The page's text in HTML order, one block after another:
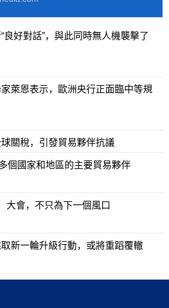
良好對話”，與此同時無人機襲擊了
萊恩表示，歐洲央行正面臨中等規
關稅，引發貿易夥伴抗議
個國家和地區的主要貿易夥伴
大會，不只為下一個風口
新一輪升級行動，或將重蹈覆轍